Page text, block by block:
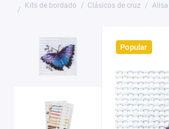
Kits de bordado Clásicos de cruz
Popular